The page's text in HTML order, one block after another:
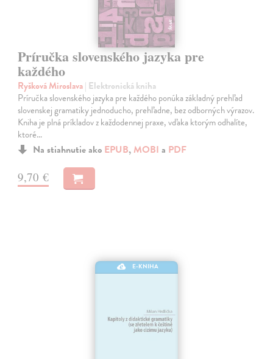
Príručka slovenského jazyka pre
každého
Ryšková Miroslava| Elektronická kniha
Príručka slovenského jazyka pre každého ponúka základný prehľad
slovenskej gramatiky jednoducho, prehľadne, bez odborných výrazov.
Kniha je plná príkladov z každodennej praxe, vďaka ktorým odhalíte,
ktoré…
Na stiahnutie ako EPUB, MOBI a PDF
9,70 €
E-KNIHA